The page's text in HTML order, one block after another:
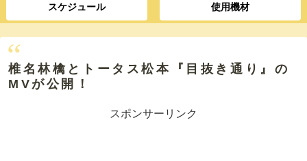
スケジュール 使用機材
椎名林檎とトータス松本『目抜き通り』の
MVが公開！
スポンサーリンク